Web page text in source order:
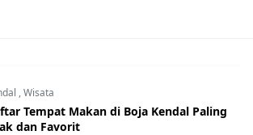
,Wisata
Tempat Makan di Boja Kendal Paling
dan Favorit